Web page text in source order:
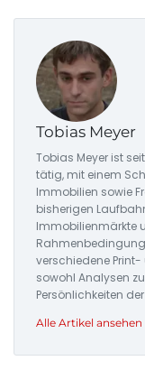
Tobias Meyer
Tobias Meyer ist
tätig, mit einem
Immobilien sowie
bisherigen
Immobilienmärkte
verschiedene
sowohl Analysen
Persönlichkeiten
Alle Artikel